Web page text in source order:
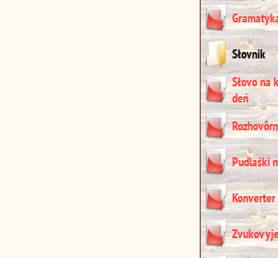
Słovnik
Słovo na
deń
Pudlaśki
Konverter